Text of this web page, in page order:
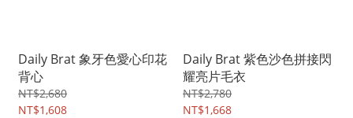
Daily Brat 象牙色愛心印花
背心
NT$2,680
NT$1,608
Daily Brat 紫色沙色拼接閃
耀亮片毛衣
NT$2,780
NT$1,668